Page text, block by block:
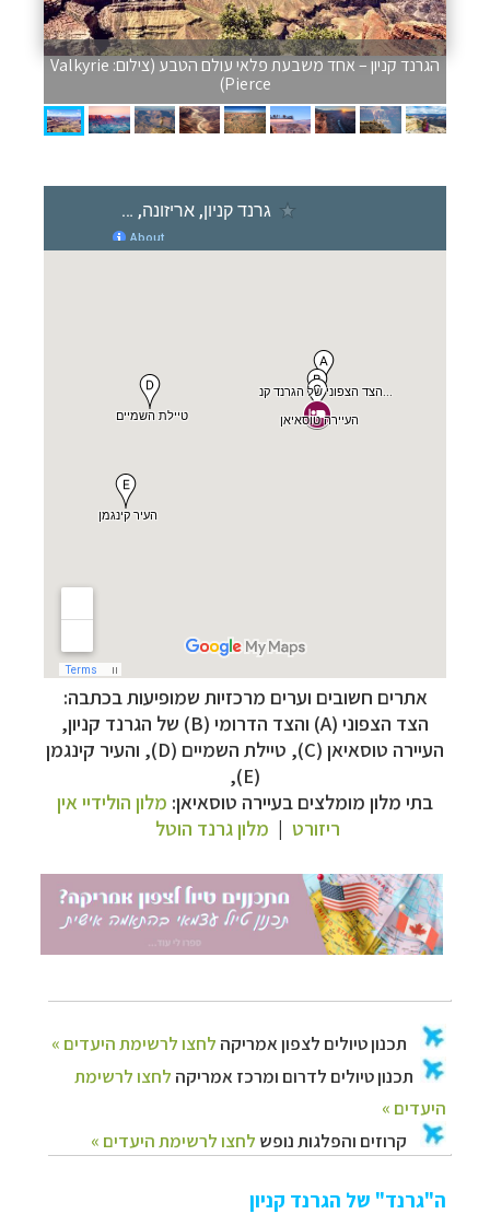
הגרנד קניון – אחד משבעת פלאי עולם הטבע (צילום: Valkyrie
Pierce)
אתרים חשובים וערים מרכזיות שמופיעות בכתבה:
הצד הצפוני (A) והצד הדרומי (B) של הגרנד קניון,
העיירה טוסאיאן (C),
טיילת השמיים (D),
והעיר קינגמן
(E),
בתי מלון מומלצים בעיירה טוסאיאן: מלון הולידיי אין
ריזורט | מלון גרנד הוטל
תכנוןטיולים לצפון אמריקה לחצו לרשימת היעדים »
תכנוןטיולים לדרום ומרכז אמריקה לחצו לרשימת
קרוזים והפלגות נופשלחצו לרשימת היעדים »
ה"גרנד" של הגרנד קניון